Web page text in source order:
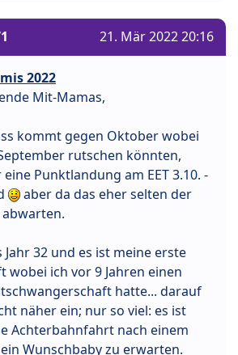
21. Mär 2022 20:16
2022
Mit-Mamas,
kommt gegen Oktober wobei
rutschen könnten,
Punktlandung am EET 3.10. -
aber da das eher selten der
abwarten.
32 und es ist meine erste
wobei ich vor 9 Jahren einen
hatte... darauf
näher ein; nur so viel: es ist
Achterbahnfahrt nach einem
Wunschbaby zu erwarten.